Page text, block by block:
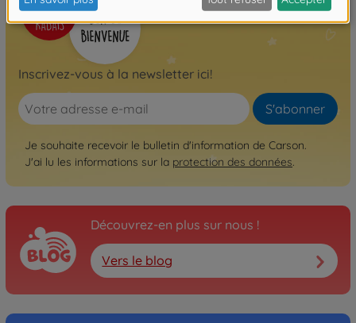
Inscrivez-vous à la newsletter ici!
S'abonner
Je souhaite recevoir le bulletin d'information de Carson.
J'ai lu les informations sur la protection des données.
Découvrez-en plus sur nous !
Vers le blog